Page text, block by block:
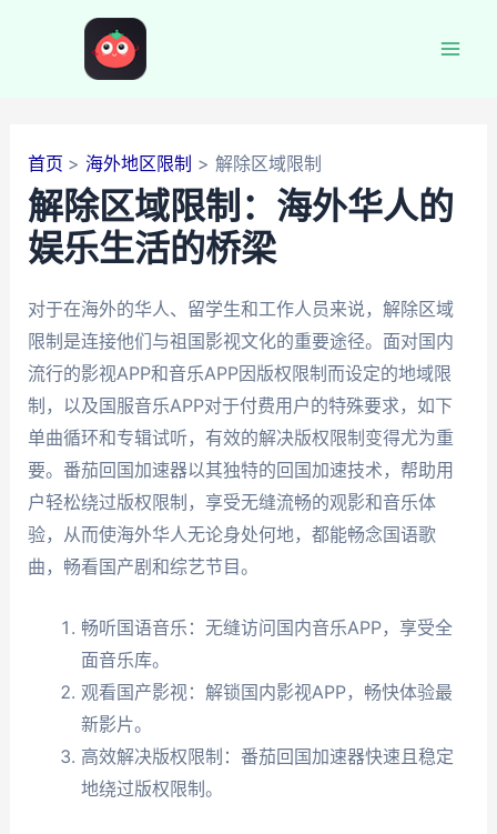
首页 海外地区限制 解除区域限制
解除区域限制：海外华人的
娱乐生活的桥梁
对于在海外的华人、留学生和工作人员来说，解除区域
限制是连接他们与祖国影视文化的重要途径。面对国内
流行的影视APP和音乐APP因版权限制而设定的地域限
制，以及国服音乐APP对于付费用户的特殊要求，如下
单曲循环和专辑试听，有效的解决版权限制变得尤为重
要。番茄回国加速器以其独特的回国加速技术，帮助用
户轻松绕过版权限制，享受无缝流畅的观影和音乐体
验，从而使海外华人无论身处何地，都能畅念国语歌
曲，畅看国产剧和综艺节目。
畅听国语音乐：无缝访问国内音乐APP，享受全
面音乐库。
观看国产影视：解锁国内影视APP，畅快体验最
新影片。
高效解决版权限制：番茄回国加速器快速且稳定
地绕过版权限制。